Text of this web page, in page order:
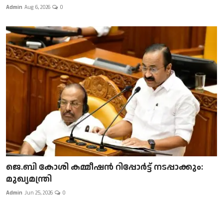
Admin Aug 6, 2026 0
ജെ.ബി കോശി കമ്മീഷൻ റിപ്പോർട്ട് നടപ്പാക്കും:
മുഖ്യമന്ത്രി
Admin Jun 25, 2026 0